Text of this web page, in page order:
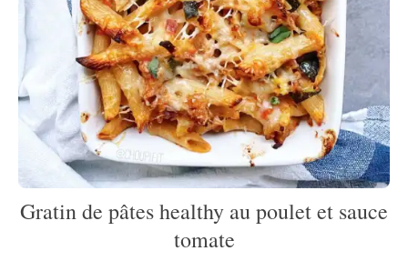
Gratin de pâtes healthy au poulet et sauce
tomate